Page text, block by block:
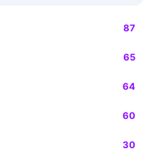
87
65
64
60
30